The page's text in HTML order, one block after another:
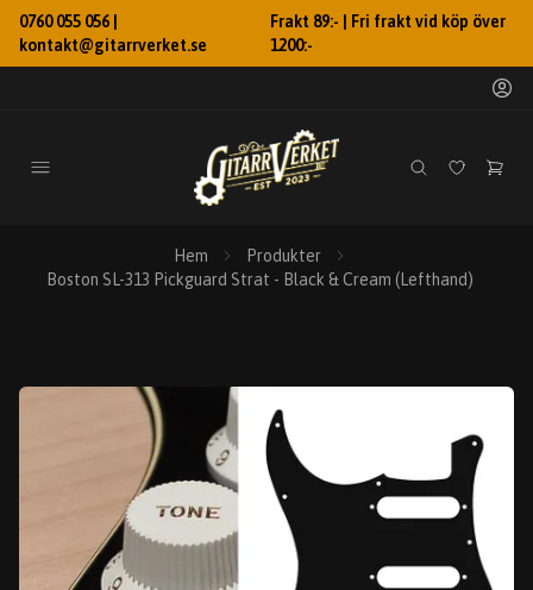
0760 055 056 |
kontakt@gitarrverket.se
Frakt 89:- | Fri frakt vid köp över
1200:-
Hem
Produkter
Boston SL-313 Pickguard Strat - Black & Cream (Lefthand)